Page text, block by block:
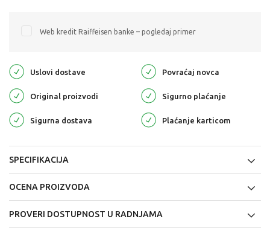
Web kredit Raiffeisen banke – pogledaj primer
Uslovi dostave Povraćaj novca
Original proizvodi Sigurno plaćanje
Sigurna dostava Plaćanje karticom
SPECIFIKACIJA
OCENA PROIZVODA
PROVERI DOSTUPNOST U RADNJAMA